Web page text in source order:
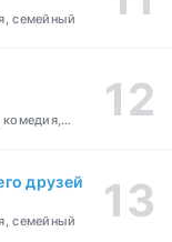
семейный
друзей
семейный